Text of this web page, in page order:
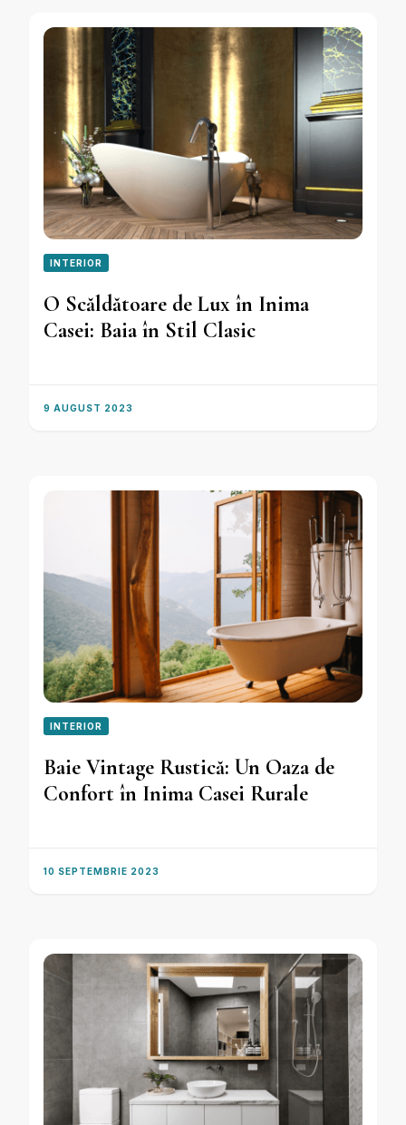
INTERIOR
O Scăldătoare de Lux în Inima
Casei: Baia în Stil Clasic
9 AUGUST 2023
INTERIOR
Baie Vintage Rustică: Un Oaza de
Confort în Inima Casei Rurale
10 SEPTEMBRIE 2023